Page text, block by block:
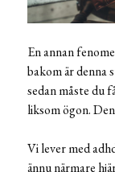
En annan
bakom är denna
sedan måste du
liksom ögon.
Vi lever med
ännu närmare